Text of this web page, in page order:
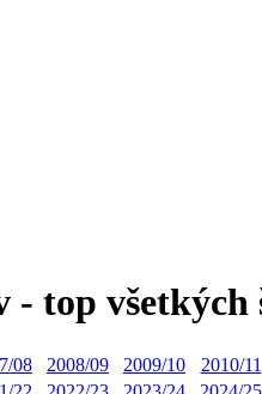
top všetkých
08 2008/09 2009/10 2010/11